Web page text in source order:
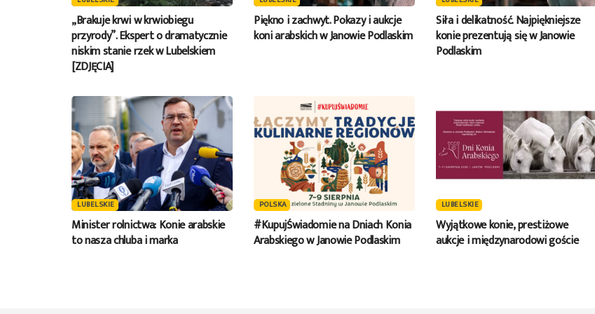
„Brakuje krwi w krwiobiegu
przyrody”. Ekspert o dramatycznie
niskim stanie rzek w Lubelskiem
[ZDJĘCIA]
Piękno i zachwyt. Pokazy i aukcje
koni arabskich w Janowie Podlaskim
Siła i delikatność. Najpiękniejsze
konie prezentują się w Janowie
Podlaskim
LUBELSKIE
Minister rolnictwa: Konie arabskie
to nasza chluba i marka
POLSKA
#KupujŚwiadomie na Dniach Konia
Arabskiego w Janowie Podlaskim
LUBELSKIE
Wyjątkowe konie, prestiżowe
aukcje i międzynarodowi goście